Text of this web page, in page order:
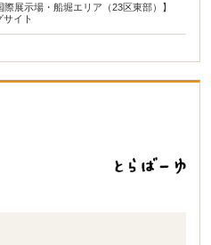
際展示場・船堀エリア（23区東部）】
サイト